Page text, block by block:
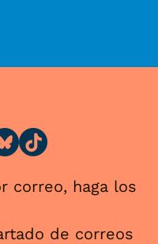
correo, haga los
de correos